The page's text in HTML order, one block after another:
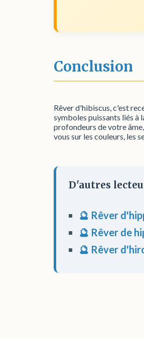
Conclusion
Rêver d'hibiscus, c'est
symboles puissants liés à
profondeurs de votre
vous sur les couleurs, les
D'autres
🔮 Rêver
🔮 Rêver de
🔮 Rêver